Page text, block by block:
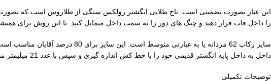
این عیار بصورت تضمینی است. تاج طلایی انگشتر رولکس سنگی از طلاروس است که
را داخل قاب قرار دهید و چنگ های دور را به سمت داخل متمایل کنید. با این روش برای
سایز رکاب 62 مردانه یا به
داخل به داخل پایه انگشتر قدیمی خود را با خط کش اندازه گیری و سپس با عدد 21 میلیمتر مقایسه کنید. هت راهنمایی کامل میتوانید مقاله
توضیحات تکمیلی